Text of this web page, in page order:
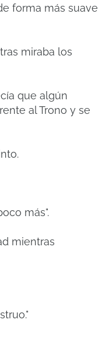
forma más suave
miraba los
que algún
al Trono y se
más".
mientras